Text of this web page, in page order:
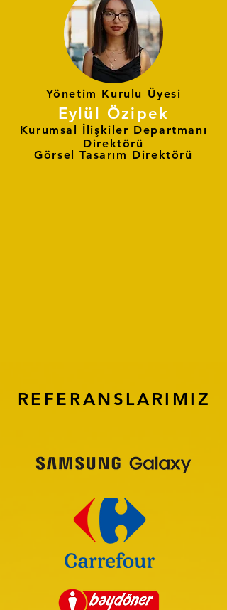
Yönetim Kurulu Üyesi
Eylül Özipek
Kurumsal İlişkiler Departmanı
Direktörü
Görsel Tasarım Direktörü
REFERANSLARIMIZ